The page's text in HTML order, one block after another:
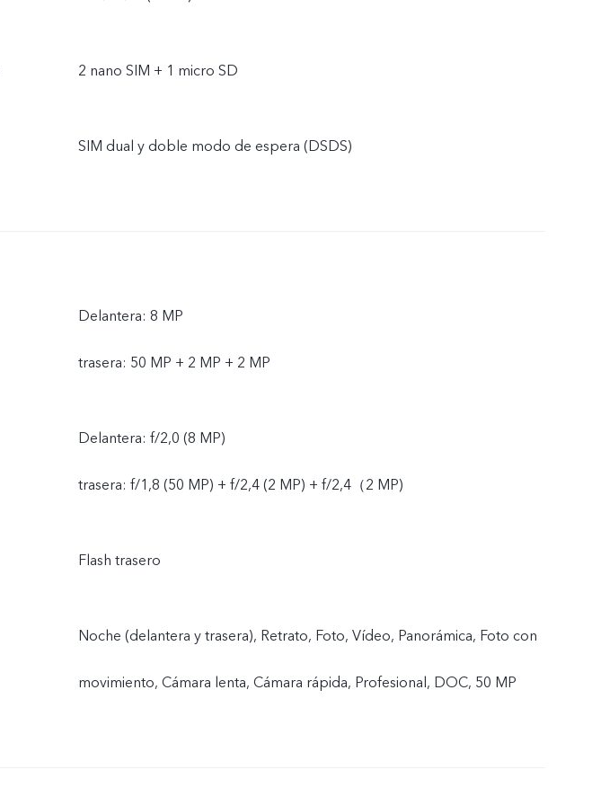
2 nano SIM + 1 micro SD
SIM dual y doble modo de espera (DSDS)
Delantera: 8 MP
trasera: 50 MP + 2 MP + 2 MP
Delantera: f/2,0 (8 MP)
trasera: f/1,8 (50 MP) + f/2,4 (2 MP) + f/2,4（2 MP)
Flash trasero
Noche (delantera y trasera), Retrato, Foto, Vídeo, Panorámica, Foto con
movimiento, Cámara lenta, Cámara rápida, Profesional, DOC, 50 MP